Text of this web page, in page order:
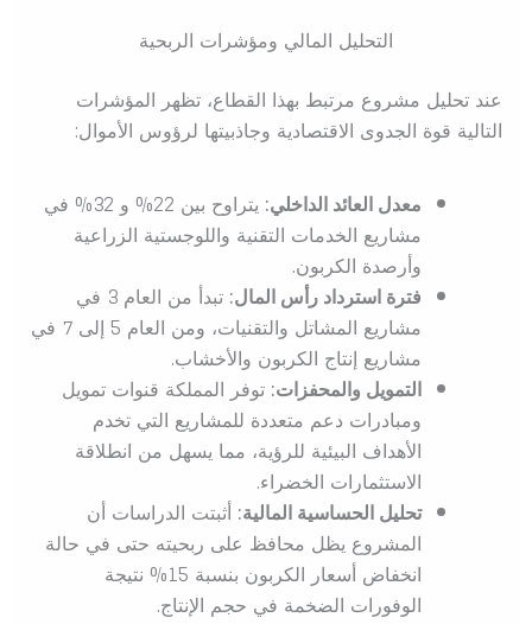
التحليل المالي ومؤشرات الربحية
عند تحليل مشروع مرتبط بهذا القطاع، تظهر المؤشرات
التالية قوة الجدوى الاقتصادية وجاذبيتها لرؤوس الأموال:
معدل العائد الداخلي:
يتراوح بين 22% و 32% في
مشاريع الخدمات التقنية واللوجستية الزراعية
وأرصدة الكربون.
فترة استرداد رأس المال:
تبدأ من العام 3 في
مشاريع المشاتل والتقنيات، ومن العام 5 إلى 7 في
مشاريع إنتاج الكربون والأخشاب.
التمويل والمحفزات:توفر المملكة قنوات تمويل
ومبادرات دعم متعددة للمشاريع التي تخدم
الأهداف البيئية للرؤية، مما يسهل من انطلاقة
الاستثمارات الخضراء.
تحليل الحساسية المالية:أثبتت الدراسات أن
المشروع يظل محافظ على ربحيته حتى في حالة
انخفاض أسعار الكربون بنسبة 15% نتيجة
الوفورات الضخمة في حجم الإنتاج.